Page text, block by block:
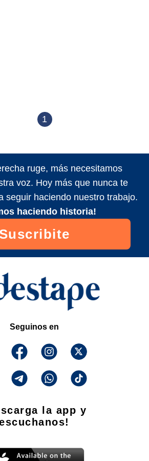
1
ruge, más necesitamos
voz. Hoy más que nunca te
seguir haciendo nuestro trabajo.
haciendo historia!
Suscribite
Seguinos en
la app y